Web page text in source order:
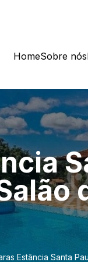
HomeSobre nós
Estância Santa